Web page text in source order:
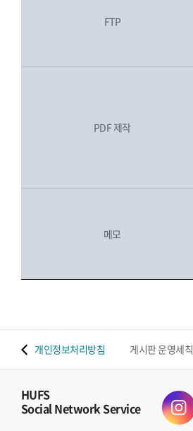
FTP
PDF 제작
메모
개인정보처리방침 게시판 운영세칙
HUFS
Social Network Service